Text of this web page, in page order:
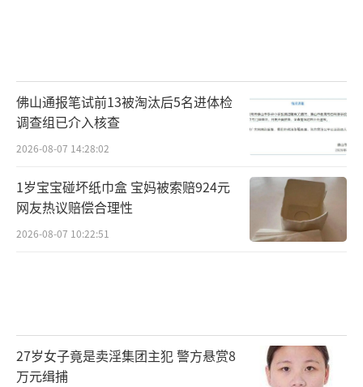
克市，路透社记者亚历山大·埃尔莫琴科在现
场拍摄到了照片。
顿涅次克的俄军T-72B3坦克图源：路透社（责任
编辑：李妍彬 CN092）
佛山通报笔试前13被淘汰后5名进体检
调查组已介入核查
2026-08-07 14:28:02
1岁宝宝碰坏纸巾盒 宝妈被索赔924元
网友热议赔偿合理性
2026-08-07 10:22:51
27岁女子竟是卖淫集团主犯 警方悬赏8
万元缉捕